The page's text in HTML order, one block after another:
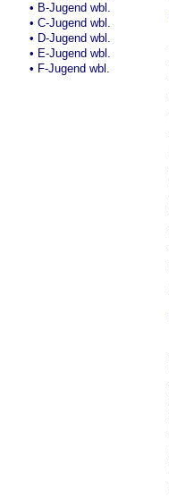
• B-Jugend wbl.
• C-Jugend wbl.
• D-Jugend wbl.
• E-Jugend wbl.
• F-Jugend wbl.